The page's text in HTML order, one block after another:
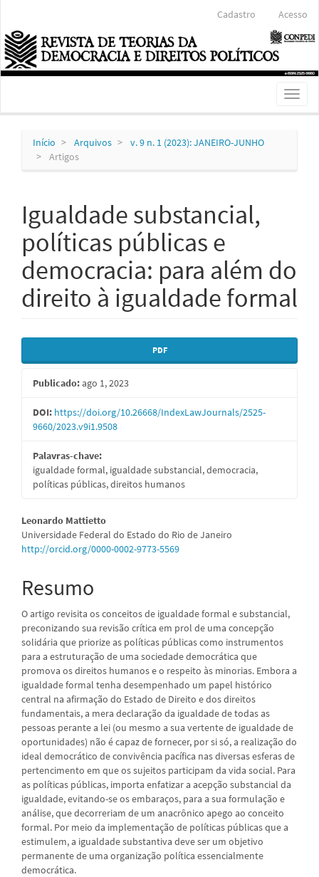
Conteúdo
principal
Barra
Lateral
Cadastro Acesso
Toggle
Início Arquivos
v. 9 n. 1 (2023): JANEIRO-JUNHO
Artigos
Igualdade substancial,
políticas públicas e
democracia: para além do
direito à igualdade formal
Barra
lateral
de
artigos
PDF
Publicado:ago 1, 2023
DOI: https://doi.org/10.26668/IndexLawJournals/2525-
9660/2023.v9i1.9508
Palavras-chave:
igualdade formal, igualdade substancial, democracia,
políticas públicas, direitos humanos
Conteúdo
do
principal
Leonardo Mattietto
Universidade Federal do Estado do Rio de Janeiro
http://orcid.org/0000-0002-9773-5569
Resumo
O artigo revisita os conceitos de igualdade formal e substancial,
preconizando sua revisão crítica em prol de uma concepção
solidária que priorize as políticas públicas como instrumentos
para a estruturação de uma sociedade democrática que
promova os direitos humanos e o respeito às minorias. Embora a
igualdade formal tenha desempenhado um papel histórico
central na afirmação do Estado de Direito e dos direitos
fundamentais, a mera declaração da igualdade de todas as
pessoas perante a lei (ou mesmo a sua vertente de igualdade de
oportunidades) não é capaz de fornecer, por si só, a realização do
ideal democrático de convivência pacífica nas diversas esferas de
pertencimento em que os sujeitos participam da vida social. Para
as políticas públicas, importa enfatizar a acepção substancial da
igualdade, evitando-se os embaraços, para a sua formulação e
análise, que decorreriam de um anacrônico apego ao conceito
formal. Por meio da implementação de políticas públicas que a
estimulem, a igualdade substantiva deve ser um objetivo
permanente de uma organização política essencialmente
democrática.